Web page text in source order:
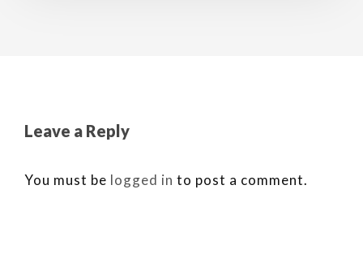
Leave a Reply
You must be logged in to post a comment.